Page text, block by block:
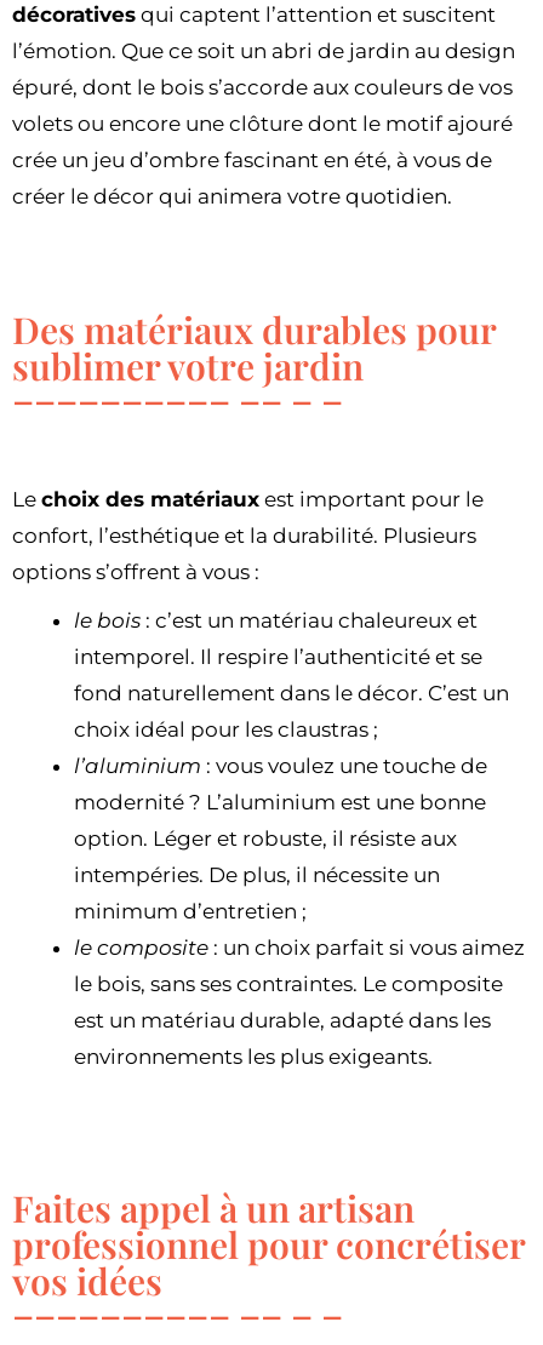
décoratives qui captent l’attention et suscitent
l’émotion. Que ce soit un abri de jardin au design
épuré, dont le bois s’accorde aux couleurs de vos
volets ou encore une clôture dont le motif ajouré
crée un jeu d’ombre fascinant en été, à vous de
créer le décor qui animera votre quotidien.
Des matériaux durables pour
sublimer votre jardin
Le choix des matériaux est important pour le
confort, l’esthétique et la durabilité. Plusieurs
options s’offrent à vous :
le bois : c’est un matériau chaleureux et
intemporel. Il respire l’authenticité et se
fond naturellement dans le décor. C’est un
choix idéal pour les claustras ;
l’aluminium : vous voulez une touche de
modernité ? L’aluminium est une bonne
option. Léger et robuste, il résiste aux
intempéries. De plus, il nécessite un
minimum d’entretien ;
le composite : un choix parfait si vous aimez
le bois, sans ses contraintes. Le composite
est un matériau durable, adapté dans les
environnements les plus exigeants.
Faites appel à un artisan
professionnel pour concrétiser
vos idées